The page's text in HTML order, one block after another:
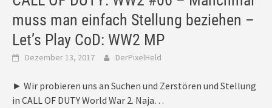
muss man einfach Stellung beziehen –
Let’s Play CoD: WW2 MP
Dezember 13, 2017 DerPixelHeld
► Wir probieren uns an Suchen und Zerstören und Stellung
in CALL OF DUTY World War 2. Naja…